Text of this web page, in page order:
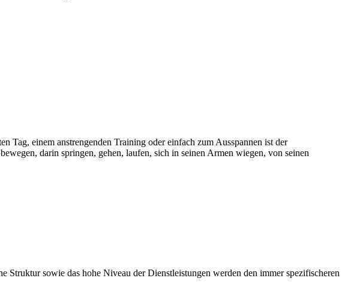
Tag, einem anstrengenden Training oder einfach zum Ausspannen ist der
darin springen, gehen, laufen, sich in seinen Armen wiegen, von seinen
sowie das hohe Niveau der Dienstleistungen werden den immer spezifischeren